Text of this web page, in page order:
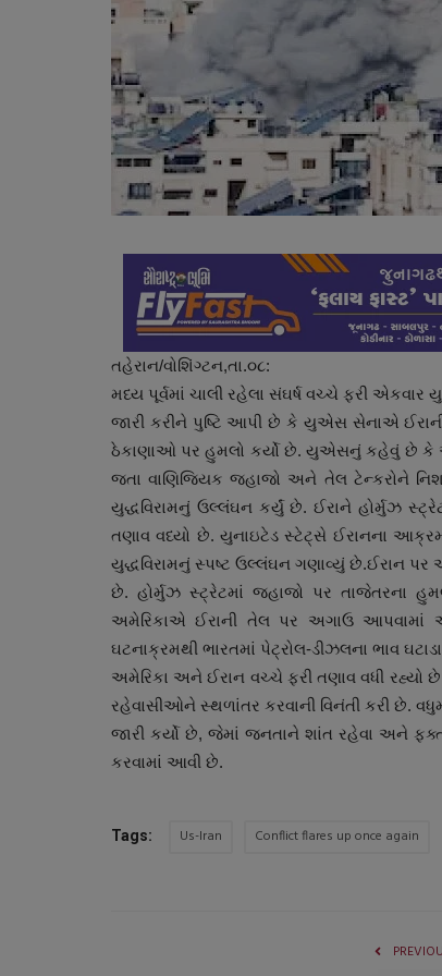
તહેરાન/વોશિંગ્ટન,તા.૦૮:
મધ્ય પૂર્વમાં ચાલી રહેલા સંઘર્ષ વચ્ચે ફરી
જારી કરીને પુષ્ટિ આપી છે કે યુએસ સેનાએ
ઠેકાણાઓ પર હુમલો કર્યો છે. યુએસનું કહેવું છે કે આ
જતા વાણિજ્યિક જહાજો અને તેલ ટેન્કરોને
યુદ્ધવિરામનું ઉલ્લંઘન કર્યું છે. ઈરાને હોર્મુઝ
તણાવ વધ્યો છે. યુનાઇટેડ સ્ટેટ્સે ઈરાનના
યુદ્ધવિરામનું સ્પષ્ટ ઉલ્લંઘન ગણાવ્યું છે.ઈરાન પર
છે. હોર્મુઝ સ્ટ્રેટમાં જહાજો પર તાજેતરના
અમેરિકાએ ઈરાની તેલ પર અગાઉ આપવામાં
ઘટનાક્રમથી ભારતમાં પેટ્રોલ-ડીઝલના ભાવ
અમેરિકા અને ઈરાન વચ્ચે ફરી તણાવ વધી રહ્યો
રહેવાસીઓને સ્થળાંતર કરવાની વિનંતી કરી છે.
જારી કર્યો છે, જેમાં જનતાને શાંત રહેવા અને ફક્ત
કરવામાં આવી છે.
Tags: Us-Iran Conflict flares up once again
ગુનાખોરી